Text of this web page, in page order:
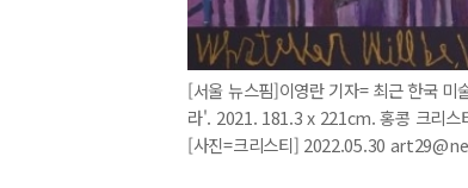
[서울 뉴스핌]이영란 기자= 최근 한국 미
라'. 2021. 181.3 x 221cm. 홍콩 크리스
[사진=크리스티] 2022.05.30